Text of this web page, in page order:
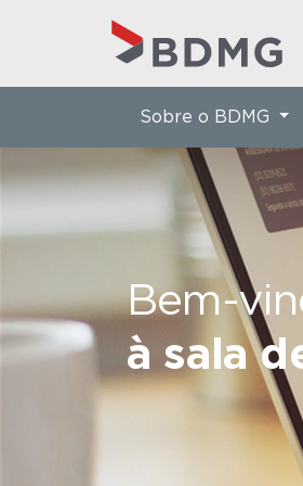
Bem-
à sala
Sobre o BDMG